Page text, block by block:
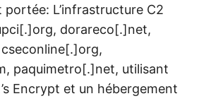
portée: L’infrastructure C2
dorareco[.]net,
paquimetro[.]net, utilisant
Encrypt et un hébergement